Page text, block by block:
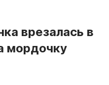
врезалась в
мордочку